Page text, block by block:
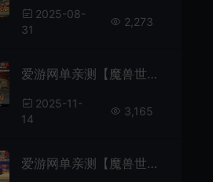
2025-08-
31
2,273
爱游网单亲测【魔兽世界80级】高清客户端欣颖魔兽10.0带AI机器人 会喊话 组队 团本 PK一键启动完整GM后台命令免虚拟机一键启动
2025-11-
14
3,165
爱游网单亲测【魔兽世界】V335中华魔兽单机一键端配套GM后台免虚拟机视频安装教学+手工端文本教学